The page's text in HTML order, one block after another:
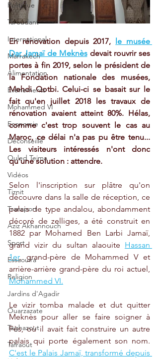
Politique
Taroudant
International
Marrakech
Alimentation
Evénements
Mohammed VI
Economie
Déconseillé
Ouled Teima
Vidéos
Tiznit
Transport
Aziz Akhannouch
Sport
Essaouira
Religion
Jardins d'Agadir
Ouarzazate
Taghazout
Tafraout
En rénovation depuis 2017, le musée
Dar Jamaï de Meknès devait rouvrir ses
portes à fin 2019, selon le président de
la Fondation nationale des musées,
Mehdi Qotbi. Celui-ci se basait sur le
fait qu'en juillet 2018 les travaux de
rénovation avaient atteint 80%. Hélas,
comme c'est trop souvent le cas au
Maroc, ce délai n'a pas pu être tenu...
Les visiteurs intéressés n'ont donc
qu'une solution : attendre.
Selon l'inscription sur plâtre qu'on
découvre dans la salle de réception, ce
palais de type andalou, abondamment
1882 par Mohamed Ben Larbi Jamaï,
grand vizir du sultan alaouite Hassan
1er, grand-père de Mohammed V et
Mohammed VI.
Le vizir tomba malade et dut quitter
Meknès pour aller se faire soigner à
Fès, où il avait fait construire un autre
C'est le Palais Jamaï, transformé depuis